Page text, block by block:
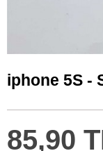
iphone 5S -
85,90